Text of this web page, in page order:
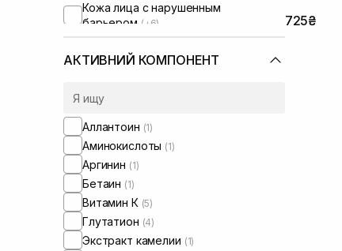
Кожа лица с нарушенным
барьером (+6)
Кожа лица с нарушенным
микробиомом (+4)
АКТИВНИЙ КОМПОНЕНТ
Аллантоин (1)
Аминокислоты (1)
Аргинин (1)
Бетаин (1)
Витамин К (5)
Глутатион (4)
Экстракт камелии (1)
725₴